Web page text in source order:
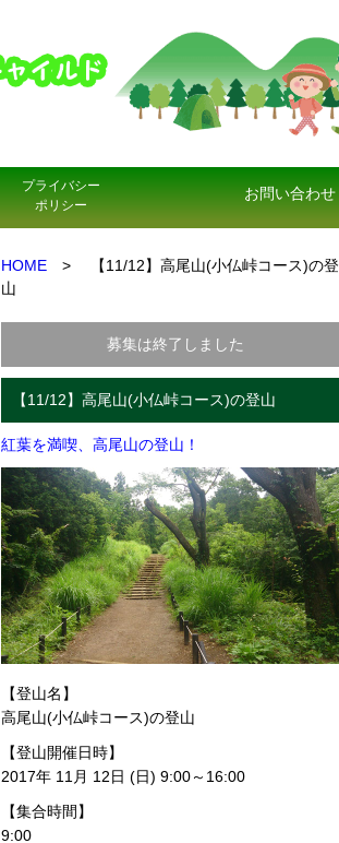
プライバシー
ポリシー
お問い合わせ
HOME > 【11/12】高尾山(小仏峠コース)の登
山
募集は終了しました
【11/12】高尾山(小仏峠コース)の登山
紅葉を満喫、高尾山の登山！
【登山名】
高尾山(小仏峠コース)の登山
【登山開催日時】
2017年 11月 12日 (日) 9:00～16:00
【集合時間】
9:00